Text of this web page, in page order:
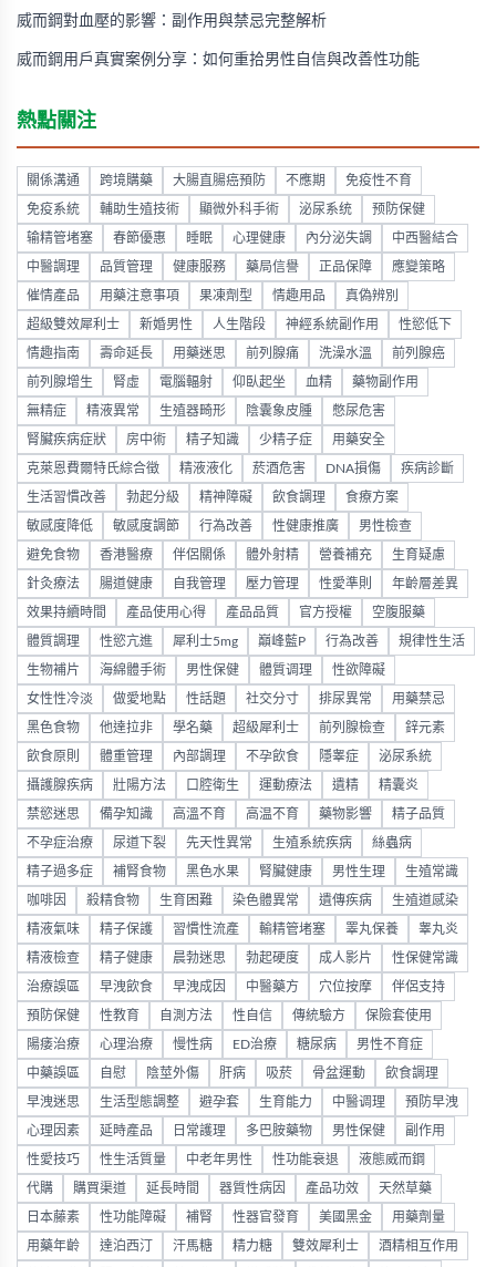
威而鋼對血壓的影響：副作用與禁忌完整解析
威而鋼用戶真實案例分享：如何重拾男性自信與改善性功能
熱點關注
關係溝通 跨境購藥 大腸直腸癌預防 不應期 免疫性不育
免疫系統 輔助生殖技術 顯微外科手術 泌尿系统 预防保健
输精管堵塞 春節優惠 睡眠 心理健康 內分泌失調 中西醫結合
中醫調理 品質管理 健康服務 藥局信譽 正品保障 應變策略
催情產品 用藥注意事項 果凍劑型 情趣用品 真偽辨別
超級雙效犀利士 新婚男性 人生階段 神經系統副作用 性慾低下
情趣指南 壽命延長 用藥迷思 前列腺痛 洗澡水溫 前列腺癌
前列腺增生 腎虛 電腦輻射 仰臥起坐 血精 藥物副作用
無精症 精液異常 生殖器畸形 陰囊象皮腫 憋尿危害
腎臟疾病症狀 房中術 精子知識 少精子症 用藥安全
克萊恩費爾特氏綜合徵 精液液化 菸酒危害 DNA損傷 疾病診斷
生活習慣改善 勃起分級 精神障礙 飲食調理 食療方案
敏感度降低 敏感度調節 行為改善 性健康推廣 男性檢查
避免食物 香港醫療 伴侶關係 體外射精 營養補充 生育疑慮
針灸療法 腸道健康 自我管理 壓力管理 性愛準則 年齡層差異
效果持續時間 產品使用心得 產品品質 官方授權 空腹服藥
體質調理 性慾亢進 犀利士5mg 巔峰藍P 行為改善 規律性生活
生物補片 海綿體手術 男性保健 體質调理 性欲障礙
女性性冷淡 做愛地點 性話題 社交分寸 排尿異常 用藥禁忌
黑色食物 他達拉非 學名藥 超級犀利士 前列腺檢查 鋅元素
飲食原則 體重管理 內部調理 不孕飲食 隱睾症 泌尿系統
攝護腺疾病 壯陽方法 口腔衛生 運動療法 遺精 精囊炎
禁慾迷思 備孕知識 高溫不育 高温不育 藥物影響 精子品質
不孕症治療 尿道下裂 先天性異常 生殖系統疾病 絲蟲病
精子過多症 補腎食物 黑色水果 腎臟健康 男性生理 生殖常識
咖啡因 殺精食物 生育困難 染色體異常 遺傳疾病 生殖道感染
精液氣味 精子保護 習慣性流產 輸精管堵塞 睪丸保養 睾丸炎
精液檢查 精子健康 晨勃迷思 勃起硬度 成人影片 性保健常識
治療誤區 早洩飲食 早洩成因 中醫藥方 穴位按摩 伴侶支持
預防保健 性教育 自測方法 性自信 傳統驗方 保險套使用
陽痿治療 心理治療 慢性病 ED治療 糖尿病 男性不育症
中藥誤區 自慰 陰莖外傷 肝病 吸菸 骨盆運動 飲食調理
早洩迷思 生活型態調整 避孕套 生育能力 中醫调理 預防早洩
心理因素 延時產品 日常護理 多巴胺藥物 男性保健 副作用
性愛技巧 性生活質量 中老年男性 性功能衰退 液態威而鋼
代購 購買渠道 延長時間 器質性病因 產品功效 天然草藥
日本藤素 性功能障礙 補腎 性器官發育 美國黑金 用藥劑量
用藥年齡 達泊西汀 汗馬糖 精力糖 雙效犀利士 酒精相互作用